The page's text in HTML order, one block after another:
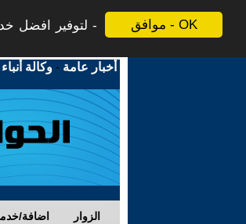
موافق - OK
لتوفير افضل
أخبار عامة -وكالة
اضافة/ الزوار